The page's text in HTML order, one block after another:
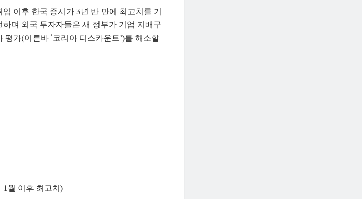
이후 한국 증시가 3년 반 만에 최고치를 기
며 외국 투자자들은 새 정부가 기업 지배구
가(이른바 ‘코리아 디스카운트’)를 해소할
월 이후 최고치)